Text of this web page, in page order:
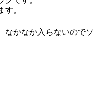
。
なかなか入らないのでソ